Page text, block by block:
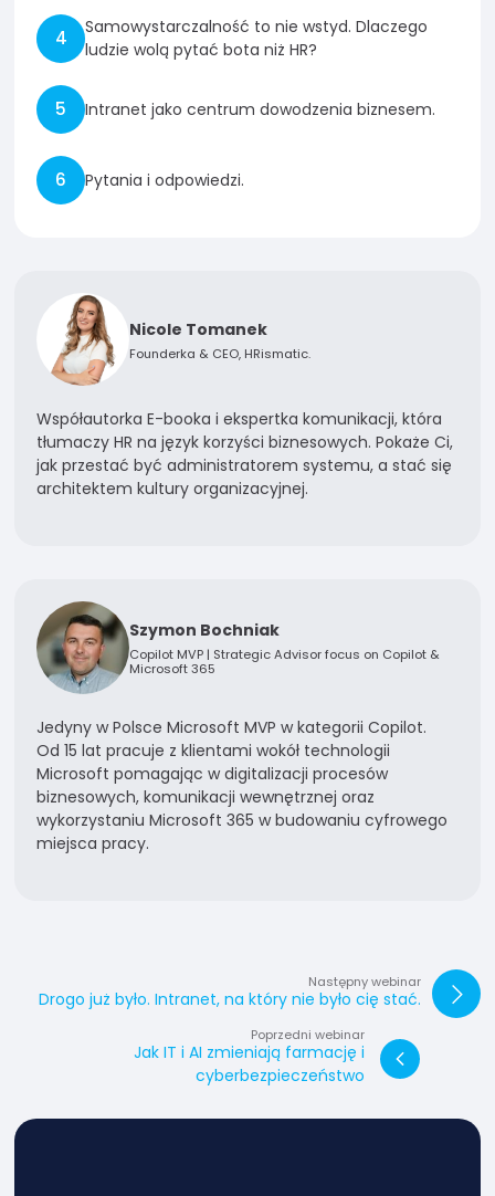
Samowystarczalność to nie wstyd. Dlaczego
ludzie wolą pytać bota niż HR?
Intranet jako centrum dowodzenia biznesem.
Pytania i odpowiedzi.
Nicole Tomanek
Founderka & CEO, HRismatic.
Współautorka E-booka i ekspertka komunikacji, która
tłumaczy HR na język korzyści biznesowych. Pokaże Ci,
jak przestać być administratorem systemu, a stać się
architektem kultury organizacyjnej.
Szymon Bochniak
Copilot MVP | Strategic Advisor focus on Copilot &
Microsoft 365
Jedyny w Polsce Microsoft MVP w kategorii Copilot.
Od 15 lat pracuje z klientami wokół technologii
Microsoft pomagając w digitalizacji procesów
biznesowych, komunikacji wewnętrznej oraz
wykorzystaniu Microsoft 365 w budowaniu cyfrowego
miejsca pracy.
Następny webinar
Drogo już było. Intranet, na który nie było cię stać.
Poprzedni webinar
Jak IT i AI zmieniają farmację i
cyberbezpieczeństwo